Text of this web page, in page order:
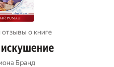
отзывы о книге
Бранд